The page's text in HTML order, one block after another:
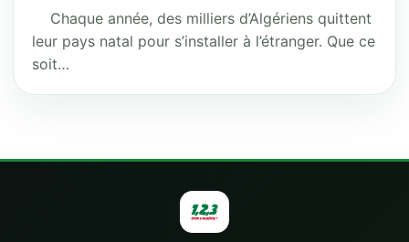
Chaque année, des milliers d’Algériens quittent
leur pays natal pour s’installer à l’étranger. Que ce
soit…